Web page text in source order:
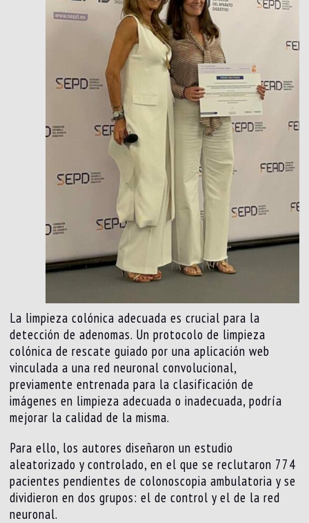
La limpieza colónica adecuada es crucial para la
detección de adenomas. Un protocolo de limpieza
colónica de rescate guiado por una aplicación web
vinculada a una red neuronal convolucional,
previamente entrenada para la clasificación de
imágenes en limpieza adecuada o inadecuada, podría
mejorar la calidad de la misma.
Para ello, los autores diseñaron un estudio
aleatorizado y controlado, en el que se reclutaron 774
pacientes pendientes de colonoscopia ambulatoria y se
dividieron en dos grupos: el de control y el de la red
neuronal.